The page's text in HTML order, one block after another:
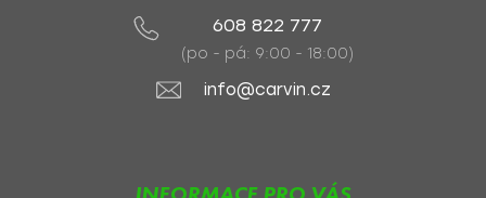
608 822 777
(po - pá: 9:00 - 18:00)
info@carvin.cz